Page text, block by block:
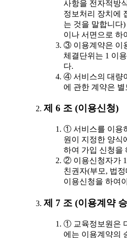
사항을 전자적방
정보처리 장치에
는 것을 말합니다)
이나 서면으로 하
③ 이용계약은 이
체결단위는 1 이
다.
④ 서비스의 대량
에 관한 계약은
제 6 조 (이용신청)
① 서비스를 이용
원이 지정한 양식
하여 가입 신청을
② 이용신청자가
친권자(부모, 법
이용신청을 하여
제 7 조 (이용계약
① 교육정보원은
에는 이용계약의